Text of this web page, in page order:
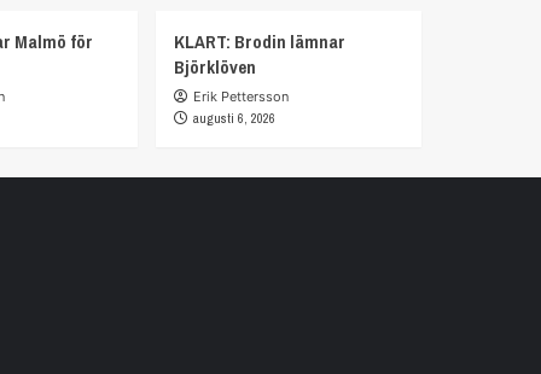
Malmö för
KLART: Brodin lämnar
Björklöven
Erik Pettersson
augusti 6, 2026